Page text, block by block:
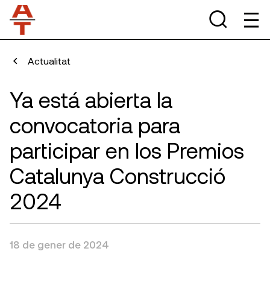
Actualitat
Ya está abierta la
convocatoria para
participar en los Premios
Catalunya Construcció
2024
18 de gener de 2024